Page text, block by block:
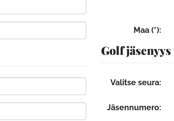
Maa (*):
Golf jäsenyys
Valitse seura:
Jäsennumero: